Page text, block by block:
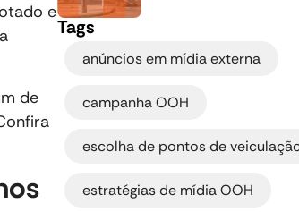
e
de
Tags
anúncios em mídia externa
campanha OOH
escolha de pontos de
estratégias de mídia OOH